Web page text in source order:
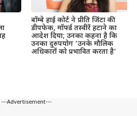
बॉम्बे हाई कोर्ट ने प्रीति जिंटा की
डीपफेक, मॉर्फ्ड तस्वीरें हटाने का
आदेश दिया; उनका कहना है कि
उनका दुरुपयोग ‘उनके मौलिक
अधिकारों को प्रभावित करता है’
---Advertisement---